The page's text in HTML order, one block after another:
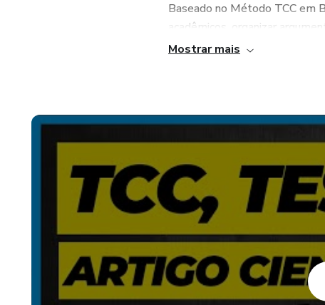
Baseado no Método TCC em
acadêmicos, organizar
de maneira lógica e coerente.
• Orientação acadêmica passo
• Estruturação de capítulos e
• Apoio à escrita científica;
• Sugestões de prompts para
Mostrar mais